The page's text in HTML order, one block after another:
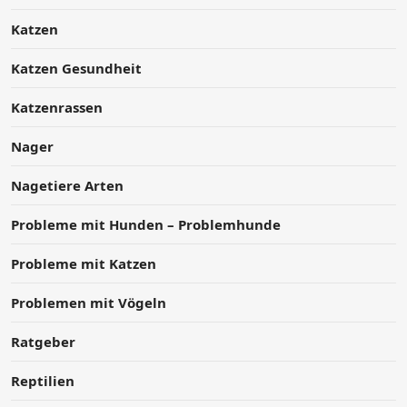
Katzen
Katzen Gesundheit
Katzenrassen
Nager
Nagetiere Arten
Probleme mit Hunden – Problemhunde
Probleme mit Katzen
Problemen mit Vögeln
Ratgeber
Reptilien